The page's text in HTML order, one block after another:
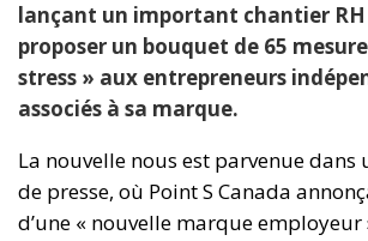
lançant un important chantier
proposer un bouquet de 65
stress » aux entrepreneurs
associés à sa marque.
La nouvelle nous est parvenue
de presse, où Point S Canada
d’une « nouvelle marque employeur